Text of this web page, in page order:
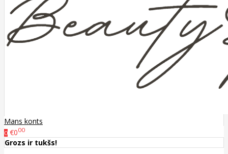
Mans konts
0 €000
Grozs ir tukšs!